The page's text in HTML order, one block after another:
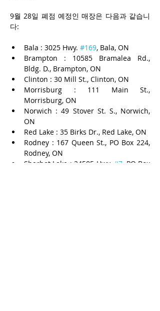
9월 28일 폐점 예정인 매장은 다음과 같습니
다:
Bala : 3025 Hwy. #169, Bala, ON
Brampton : 10585 Bramalea Rd.,
Bldg. D., Brampton, ON
Clinton : 30 Mill St., Clinton, ON
Morrisburg : 111 Main St.,
Morrisburg, ON
Norwich : 49 Stover St. S., Norwich,
ON
Red Lake : 35 Birks Dr., Red Lake, ON
Rodney : 167 Queen St., PO Box 224,
Rodney, ON
Sharbot Lake : 24585 Hwy. #7 , PO Box